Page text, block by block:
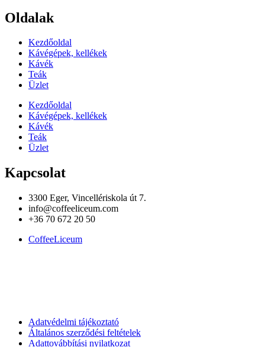
Oldalak
Kezdőoldal
Kávégépek, kellékek
Kávék
Teák
Üzlet
Kezdőoldal
Kávégépek, kellékek
Kávék
Teák
Üzlet
Kapcsolat
3300 Eger, Vincellériskola út 7.
info@coffeeliceum.com
+36 70 672 20 50
CoffeeLiceum
Adatvédelmi tájékoztató
Általános szerződési feltételek
Adattovábbítási nyilatkozat